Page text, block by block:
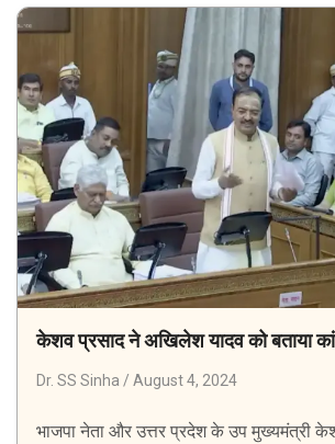
केशव प्रसाद ने अखिलेश यादव को बताया
Dr. SS Sinha August 4, 2024
भाजपा नेता और उत्तर प्रदेश के उप मुख्यमंत्री